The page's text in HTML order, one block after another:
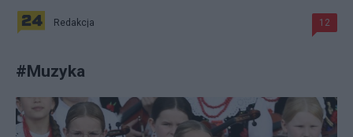
Redakcja 12
#Muzyka